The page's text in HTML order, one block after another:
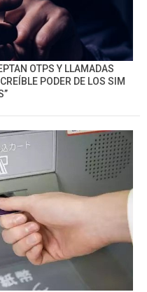
OTPS Y LLAMADAS
PODER DE LOS SIM